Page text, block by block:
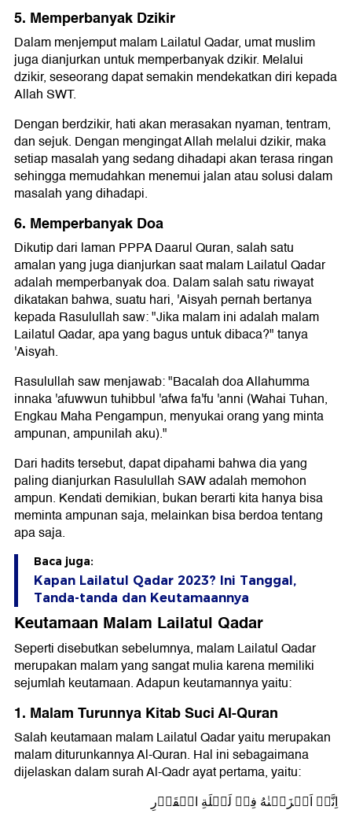
5. Memperbanyak Dzikir
Dalam menjemput malam Lailatul Qadar, umat muslim
juga dianjurkan untuk memperbanyak dzikir. Melalui
dzikir, seseorang dapat semakin mendekatkan diri kepada
Allah SWT.
Dengan berdzikir, hati akan merasakan nyaman, tentram,
dan sejuk. Dengan mengingat Allah melalui dzikir, maka
setiap masalah yang sedang dihadapi akan terasa ringan
sehingga memudahkan menemui jalan atau solusi dalam
masalah yang dihadapi.
6. Memperbanyak Doa
Dikutip dari laman PPPA Daarul Quran, salah satu
amalan yang juga dianjurkan saat malam Lailatul Qadar
adalah memperbanyak doa. Dalam salah satu riwayat
dikatakan bahwa, suatu hari, 'Aisyah pernah bertanya
kepada Rasulullah saw: "Jika malam ini adalah malam
Lailatul Qadar, apa yang bagus untuk dibaca?" tanya
'Aisyah.
Rasulullah saw menjawab: "Bacalah doa Allahumma
innaka 'afuwwun tuhibbul 'afwa fa'fu 'anni (Wahai Tuhan,
Engkau Maha Pengampun, menyukai orang yang minta
ampunan, ampunilah aku)."
Dari hadits tersebut, dapat dipahami bahwa dia yang
paling dianjurkan Rasulullah SAW adalah memohon
ampun. Kendati demikian, bukan berarti kita hanya bisa
meminta ampunan saja, melainkan bisa berdoa tentang
apa saja.
Baca juga:
Kapan Lailatul Qadar 2023? Ini Tanggal,
Tanda-tanda dan Keutamaannya
Keutamaan Malam Lailatul Qadar
Seperti disebutkan sebelumnya, malam Lailatul Qadar
merupakan malam yang sangat mulia karena memiliki
sejumlah keutamaan. Adapun keutamannya yaitu:
1. Malam Turunnya Kitab Suci Al-Quran
Salah keutamaan malam Lailatul Qadar yaitu merupakan
malam diturunkannya Al-Quran. Hal ini sebagaimana
dijelaskan dalam surah Al-Qadr ayat pertama, yaitu:
اِنَّاۤ اَنۡزَلۡنٰهُ فِىۡ لَيۡلَةِ الۡقَدۡرِ